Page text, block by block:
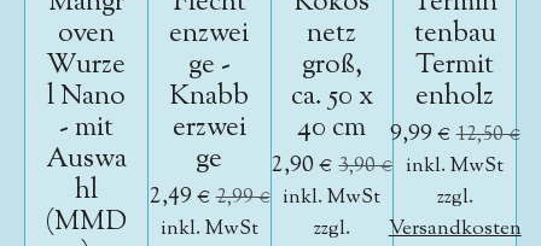
oven
Wurze
l Nano
- mit
Auswa
hl
(MMD
enzwei
ge -
Knabb
erzwei
ge
2,49 €2,99 €
inkl. MwSt
netz
groß,
ca. 50 x
40 cm
2,90 € 3,90 €
inkl. MwSt
zzgl.
tenbau
Termit
enholz
9,99 €12,50 €
inkl. MwSt
zzgl.
Versandkosten